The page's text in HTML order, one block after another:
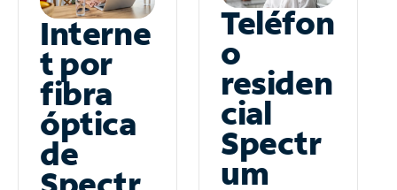
Interne
t por
fibra
óptica
de
Teléfon
o
residen
cial
Spectr
um